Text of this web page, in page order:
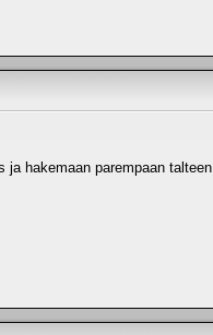
hakemaan parempaan talteen.